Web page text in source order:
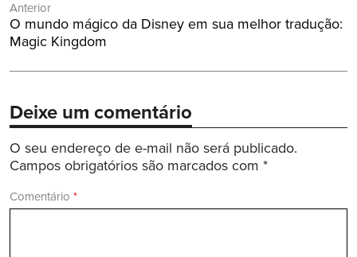
de
Post
Anterior
Post
Anterior:
O mundo mágico da Disney em sua melhor tradução:
Magic Kingdom
Deixe um comentário
O seu endereço de e-mail não será publicado.
Campos obrigatórios são marcados com *
Comentário *